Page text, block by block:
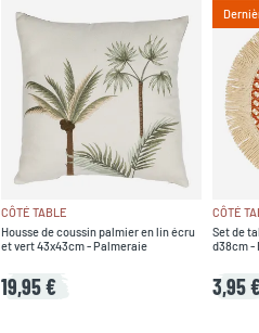
CÔTÉ TABLE
Housse de coussin palmier en lin écru
et vert 43x43cm - Palmeraie
19,95 €
CÔTÉ
Set de
d38cm -
3,95